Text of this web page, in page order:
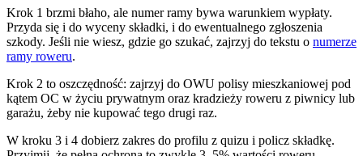
Krok 1 brzmi błaho, ale numer ramy bywa warunkiem wypłaty.
Przyda się i do wyceny składki, i do ewentualnego zgłoszenia
szkody. Jeśli nie wiesz, gdzie go szukać, zajrzyj do tekstu o numerze
ramy roweru.
Krok 2 to oszczędność: zajrzyj do OWU polisy mieszkaniowej pod
kątem OC w życiu prywatnym oraz kradzieży roweru z piwnicy lub
garażu, żeby nie kupować tego drugi raz.
W kroku 3 i 4 dobierz zakres do profilu z quizu i policz składkę.